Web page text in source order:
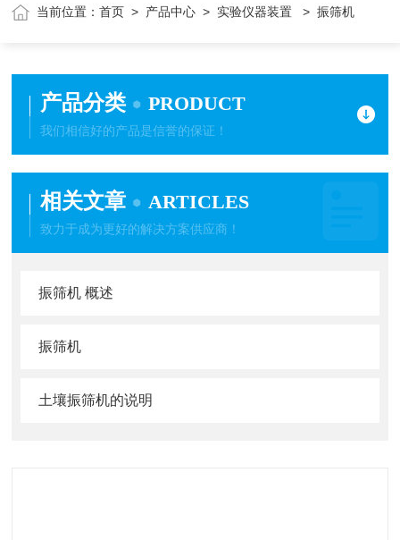
当前位置：首页 > 产品中心 > 实验仪器装置 > 振筛机
产品分类 PRODUCT
我们相信好的产品是信誉的保证！
相关文章 ARTICLES
致力于成为更好的解决方案供应商！
振筛机 概述
振筛机
土壤振筛机的说明